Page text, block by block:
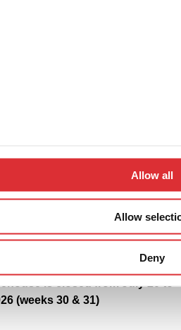
Allow all
Allow
Deny
verwandten Informationen zu
ich mich jederzeit abmelden
is closed from July 20 to
(weeks 30 & 31)